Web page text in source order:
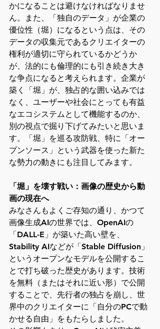
かになることは避けなければなりませ
ん。また、「独自のデータ」が企業の
優位性（堀）になるという点は、その
データの収集元であるクリエイターの
権利が適切に守られているかどうか
が、法的にも倫理的にも引き続き大き
な争点になると考えられます。企業が
築く「堀」が、独占的な囲い込みでは
なく、ユーザーや社会にとっても有益
なエコシステムとして機能するのか、
別の視点で掘り下げてみたいと思いま
す。「堀」を巡る攻防戦、特に「オー
プンソース」という武器を使った新た
な勢力の動きにも注目してみます。
「堀」を壊す戦い：画像の歴史から動
画の現在へ
みなさんもよくご存知の通り、かつて
画像生成AIの世界では、OpenAIの
「DALL-E」が築いた高い壁を、
Stability AIなどが「Stable Diffusion」
というオープンなモデルを公開するこ
とで打ち破った歴史があります。技術
を無料（またはそれに近い形）で公開
することで、先行者の独占を崩し、世
界中のクリエイターに「自分のPCで動
かせる自由」をもたらしました。